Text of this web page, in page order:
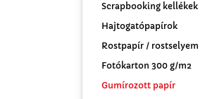
Scrapbooking kellékek
Hajtogatópapírok
Rostpapír / rostselyem
Fotókarton 300 g/m2
Gumírozott papír